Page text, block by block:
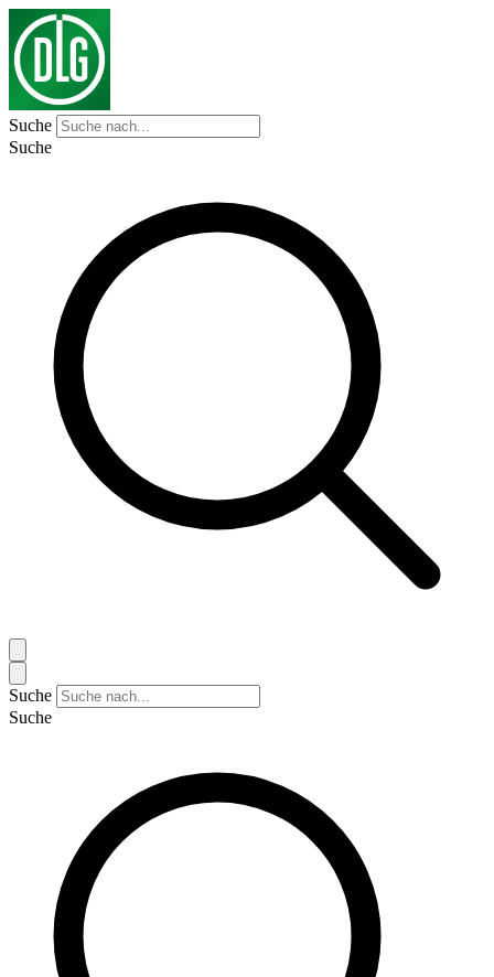
Suche
Suche
Suche
Suche